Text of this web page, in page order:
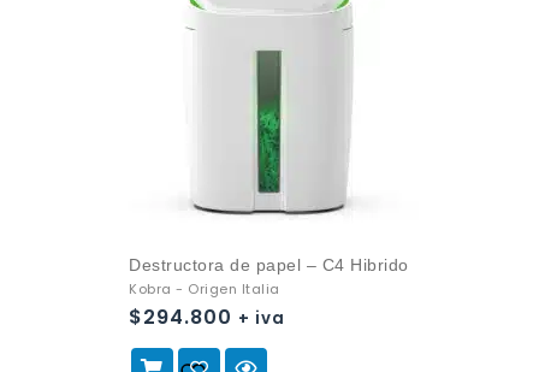
Destructora de papel – C4 Hibrido
Kobra - Origen Italia
$294.800 + iva